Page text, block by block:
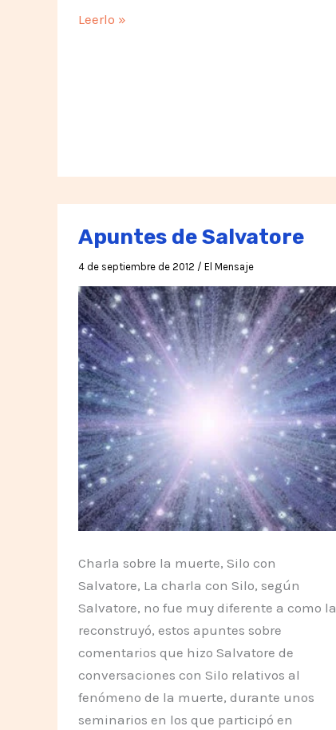
Silo,
la
Leerlo »
Apuntes de Salvatore
4 de septiembre de 2012 / El Mensaje
Charla sobre la muerte, Silo con
Salvatore, La charla con Silo, según
Salvatore, no fue muy diferente a como la
reconstruyó, estos apuntes sobre
comentarios que hizo Salvatore de
conversaciones con Silo relativos al
fenómeno de la muerte, durante unos
seminarios en los que participó en